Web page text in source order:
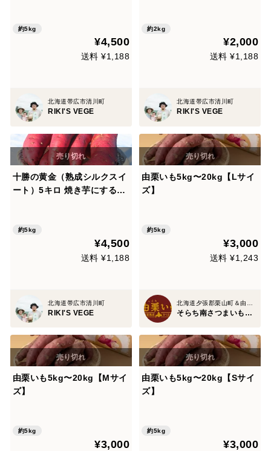
約5kg
¥4,500
送料 ¥1,188
北海道帯広市清川町
RIKI'S VEGE
約2kg
¥2,000
送料 ¥1,188
北海道帯広市清川町
RIKI'S VEGE
十勝の黄金（熟成シルクスイ
ート）5キロ 焼き芋にすると
約5kg
¥4,500
送料 ¥1,188
北海道帯広市清川町
RIKI'S VEGE
由栗いも5kg〜20kg【Lサイ
ズ】
約5kg
¥3,000
送料 ¥1,243
そらち南さつまいもクラブ
由栗いも5kg〜20kg【Mサイ
ズ】
約5kg
¥3,000
由栗いも5kg〜20kg【Sサイ
ズ】
約5kg
¥3,000